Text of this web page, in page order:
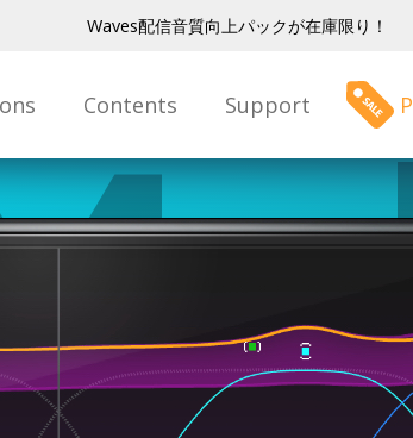
Waves配信音質向上パックが在庫限り！
Contents Support